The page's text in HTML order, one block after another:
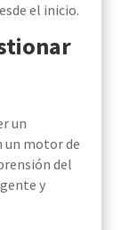
el inicio.
un
un motor de
del
y